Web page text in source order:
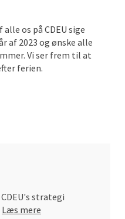
os på CDEU sige
af 2023 og ønske alle
Vi ser frem til at
ferien.
strategi
Læs mere